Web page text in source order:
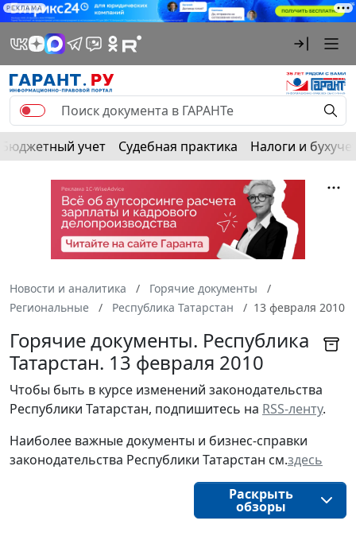
РЕКЛАМА
Бюджетный учет Судебная практика Налоги и
Новости и аналитика
Горячие документы
Региональные
Республика Татарстан 13 февраля 2010
Горячие документы. Республика
Татарстан. 13 февраля 2010
Чтобы быть в курсе изменений законодательства
Республики Татарстан, подпишитесь на RSS-ленту.
Наиболее важные документы и бизнес-справки
законодательства Республики Татарстан см.здесь
Раскрыть
обзоры